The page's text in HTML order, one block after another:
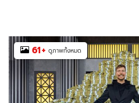
61+ ดูภาพทั้งหมด